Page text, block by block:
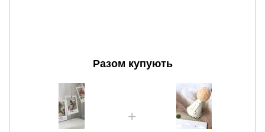
Разом купують